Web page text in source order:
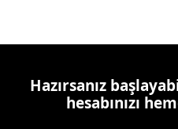
Hazırsanız
hesabınızı